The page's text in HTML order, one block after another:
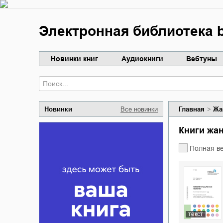
Электронная библиотека
Новинки книг Аудиокниги Вебтуны
Новинки Все новинки Главная
Книги
Полная
текст